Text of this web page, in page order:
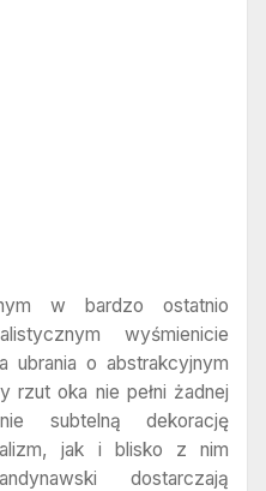
w bardzo ostatnio
wyśmienicie
ubrania o abstrakcyjnym
rzut oka nie pełni żadnej
subtelną dekorację
jak i blisko z nim
dostarczają